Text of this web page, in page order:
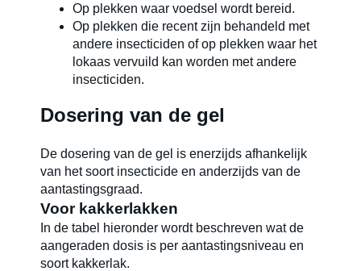
Op plekken waar voedsel wordt bereid.
Op plekken die recent zijn behandeld met
andere insecticiden of op plekken waar het
lokaas vervuild kan worden met andere
insecticiden.
Dosering van de gel
De dosering van de gel is enerzijds afhankelijk
van het soort insecticide en anderzijds van de
aantastingsgraad.
Voor kakkerlakken
In de tabel hieronder wordt beschreven wat de
aangeraden dosis is per aantastingsniveau en
soort kakkerlak.